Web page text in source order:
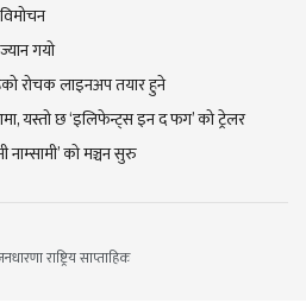
गयाे
रोचक लाइनअप तयार हुने
यस्तो छ ‘इलिफेन्ट्स इन द फग’ को ट्रेलर
काे मञ्चन सुरु
राष्ट्रिय साप्ताहिक